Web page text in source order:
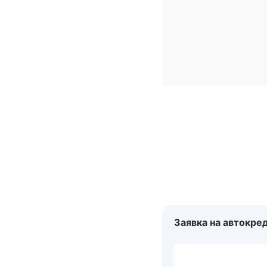
Заявка на